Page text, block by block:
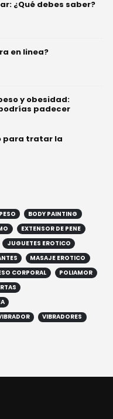
¿Qué debes saber?
en linea?
y obesidad:
padecer
para tratar la
BODY PAINTING
EXTENSOR DE PENE
JUGUETES EROTICO
MASAJE EROTICO
CORPORAL
POLIAMOR
VIBRADORES